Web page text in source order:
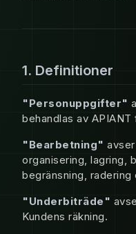
1. Definitioner
"Personuppgifter"
behandlas av
"Bearbetning"
organisering, lagring,
begränsning,
"Underbiträde"
Kundens räkning.